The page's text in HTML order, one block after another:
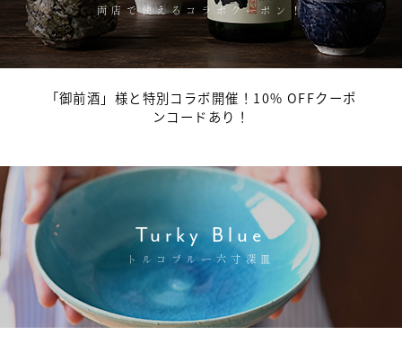
両店で使えるコラボクーポン！
「御前酒」様と特別コラボ開催！10% OFFクーポ
ンコードあり！
Turky Blue
トルコブルー六寸深皿